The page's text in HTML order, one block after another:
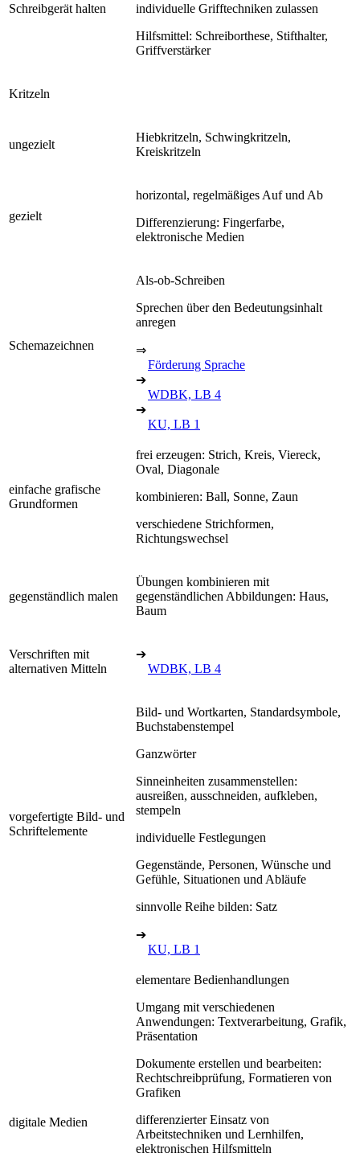
Schreibgerät halten
individuelle Grifftechniken zulassen
Hilfsmittel: Schreiborthese, Stifthalter,
Griffverstärker
Kritzeln
ungezielt
Hiebkritzeln, Schwingkritzeln,
Kreiskritzeln
gezielt
horizontal, regelmäßiges Auf und Ab
Differenzierung: Fingerfarbe,
elektronische Medien
Schemazeichnen
Als-ob-Schreiben
Sprechen über den Bedeutungsinhalt
anregen
⇒
Förderung Sprache
➔
WDBK, LB 4
➔
KU, LB 1
einfache grafische
Grundformen
frei erzeugen: Strich, Kreis, Viereck,
Oval, Diagonale
kombinieren: Ball, Sonne, Zaun
verschiedene Strichformen,
Richtungswechsel
gegenständlich malen
Übungen kombinieren mit
gegenständlichen Abbildungen: Haus,
Baum
Verschriften mit
alternativen Mitteln
➔
WDBK, LB 4
vorgefertigte Bild- und
Schriftelemente
Bild- und Wortkarten, Standardsymbole,
Buchstabenstempel
Ganzwörter
Sinneinheiten zusammenstellen:
ausreißen, ausschneiden, aufkleben,
stempeln
individuelle Festlegungen
Gegenstände, Personen, Wünsche und
Gefühle, Situationen und Abläufe
sinnvolle Reihe bilden: Satz
➔
KU, LB 1
digitale Medien
elementare Bedienhandlungen
Umgang mit verschiedenen
Anwendungen: Textverarbeitung, Grafik,
Präsentation
Dokumente erstellen und bearbeiten:
Rechtschreibprüfung, Formatieren von
Grafiken
differenzierter Einsatz von
Arbeitstechniken und Lernhilfen,
elektronischen Hilfsmitteln